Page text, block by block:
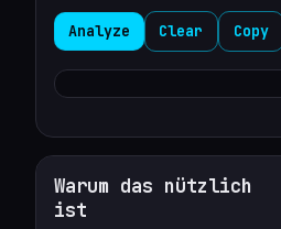
Analyze Clear Copy
Warum das nützlich
ist